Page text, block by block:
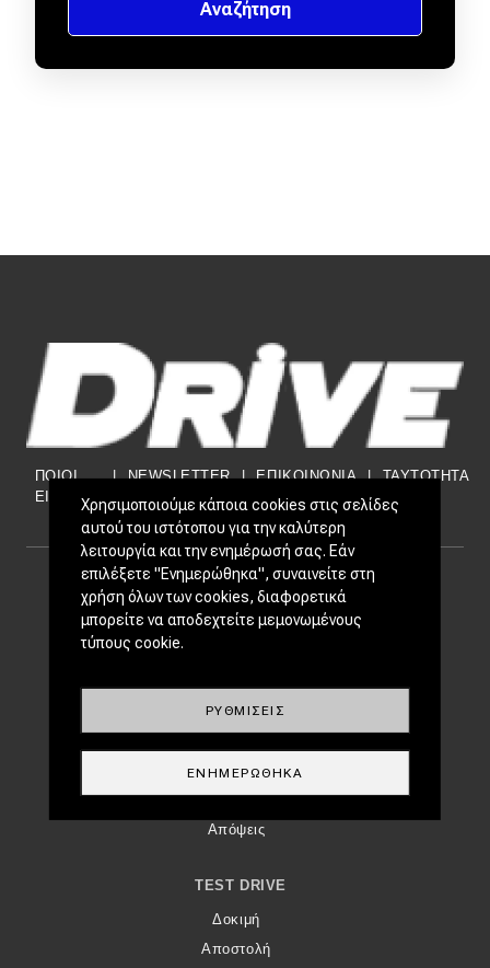
ΠΟΙΟΙ
ΕΙΜΑΣΤΕ
| NEWSLETTER | ΕΠΙΚΟΙΝΩΝΙΑ | TAYTOTHTA
Footer Menu
ΕΠΙΚΑΙΡΌΤΗΤΑ
Νέα μοντέλα
Κόσμος
Ασφάλεια
Αγορά
Απόψεις
TEST DRIVE
Δοκιμή
Αποστολή
Χρησιμοποιούμε κάποια cookies στις σελίδες
αυτού του ιστότοπου για την καλύτερη
λειτουργία και την ενημέρωσή σας. Εάν
επιλέξετε "Ενημερώθηκα", συναινείτε στη
χρήση όλων των cookies, διαφορετικά
μπορείτε να αποδεχτείτε μεμονωμένους
τύπους cookie.
ΡΥΘΜΊΣΕΙΣ
ΕΝΗΜΕΡΏΘΗΚΑ